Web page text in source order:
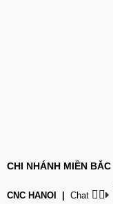
CHI NHÁNH MIỀN BẮC
CNC HANOI Chat 👉🏽